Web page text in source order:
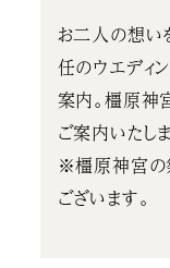
お二人の想い
任のウエディ
案内。橿原
ご案内いたし
※橿原神宮の
ございます。